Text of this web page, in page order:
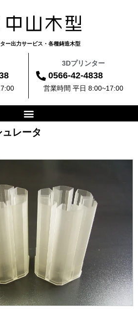
ー出力サービス・各種鋳造木型
3Dプリンター
0566-42-4838
営業時間 平日 8:00~17:00
ュレータ